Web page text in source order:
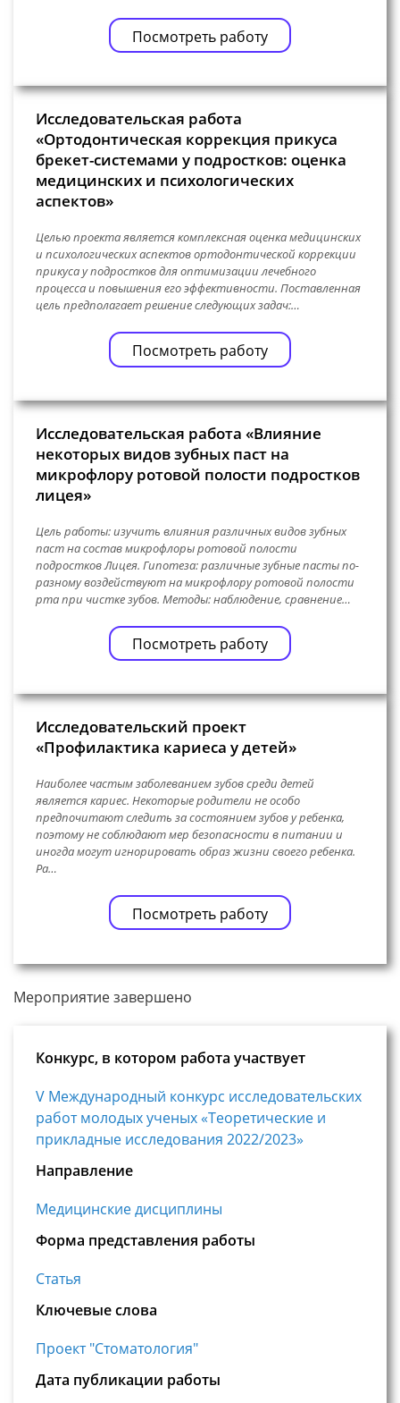
Посмотреть работу
Исследовательская работа
«Ортодонтическая коррекция прикуса
брекет-системами у подростков: оценка
медицинских и психологических
аспектов»
Целью проекта является комплексная оценка медицинских
и психологических аспектов ортодонтической коррекции
прикуса у подростков для оптимизации лечебного
процесса и повышения его эффективности. Поставленная
цель предполагает решение следующих задач:…
Посмотреть работу
Исследовательская работа «Влияние
некоторых видов зубных паст на
микрофлору ротовой полости подростков
лицея»
Цель работы: изучить влияния различных видов зубных
паст на состав микрофлоры ротовой полости
подростков Лицея. Гипотеза: различные зубные пасты по-
разному воздействуют на микрофлору ротовой полости
рта при чистке зубов. Методы: наблюдение, сравнение…
Посмотреть работу
Исследовательский проект
«Профилактика кариеса у детей»
Наиболее частым заболеванием зубов среди детей
является кариес. Некоторые родители не особо
предпочитают следить за состоянием зубов у ребенка,
поэтому не соблюдают мер безопасности в питании и
иногда могут игнорировать образ жизни своего ребенка.
Ра…
Посмотреть работу
Мероприятие завершено
Конкурс, в котором работа участвует
V Международный конкурс исследовательских
работ молодых ученых «Теоретические и
прикладные исследования 2022/2023»
Направление
Медицинские дисциплины
Форма представления работы
Статья
Ключевые слова
Проект "Стоматология"
Дата публикации работы